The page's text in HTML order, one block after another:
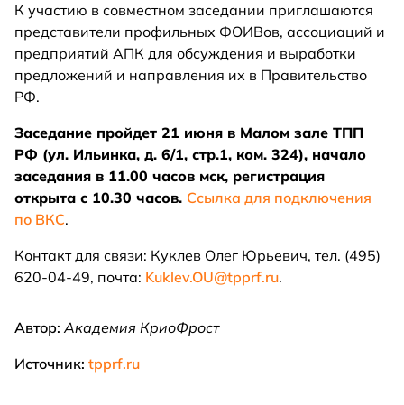
К участию в совместном заседании приглашаются
представители профильных ФОИВов, ассоциаций и
предприятий АПК для обсуждения и выработки
предложений и направления их в Правительство
РФ.
Заседание пройдет 21 июня в Малом зале ТПП
РФ (ул. Ильинка, д. 6/1, стр.1, ком. 324), начало
заседания в 11.00 часов мск, регистрация
открыта с 10.30 часов. Ссылка для подключения
по ВКС.
Контакт для связи: Куклев Олег Юрьевич, тел. (495)
620-04-49, почта: Kuklev.OU@tpprf.ru.
Автор:Академия КриоФрост
Источник: tpprf.ru